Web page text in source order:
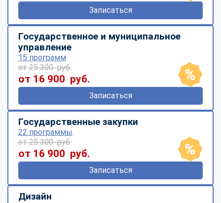
Записаться
Государственное и муниципальное
управление
15 программ
от 25 300 руб.
от 16 900 руб.
Записаться
Государственные закупки
22 программы
от 25 300 руб.
от 16 900 руб.
Записаться
Дизайн